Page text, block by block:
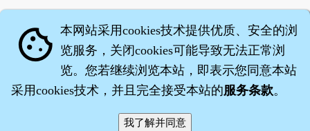
·沈药子©2008～2026
cookie 本网站采用cookies技术提供优质、安全的浏
览服务，关闭cookies可能导致无法正常浏
览。您若继续浏览本站，即表示您同意本站
采用cookies技术，并且完全接受本站的服务条款。